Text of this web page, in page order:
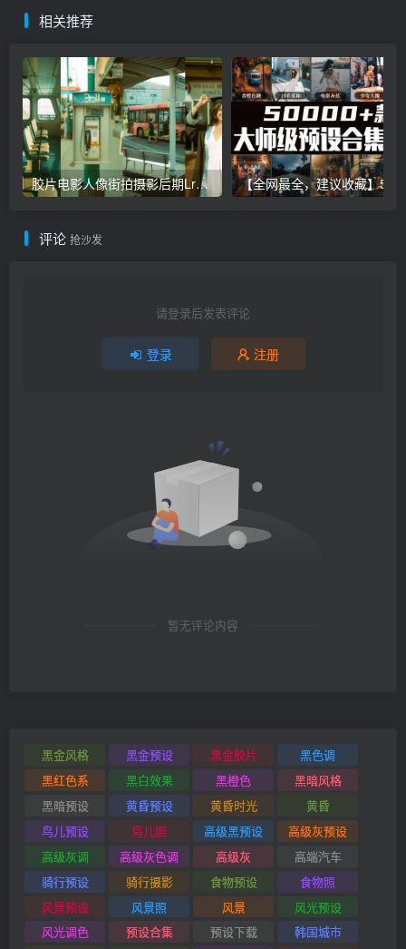
相关推荐
胶片电影人像街拍摄影后期Lr调色教程，手机滤镜PS+Lightroom预设下载！
评论 抢沙发
请登录后发表评论
登录 注册
暂无评论内容
黑金风格 黑金预设 黑金胶片
黑色调
黑红色系
黑白效果 黑橙色
黑暗风格
黑暗预设
黄昏预设 黄昏时光
黄昏
鸟儿预设
鸟儿照 高级黑预设
高级灰预设
高级灰调
高级灰色调 高级灰
高端汽车
骑行预设
骑行摄影 食物预设
食物照
风景预设
风景照 风景
风光预设
风光调色
预设合集 预设下载
韩国城市